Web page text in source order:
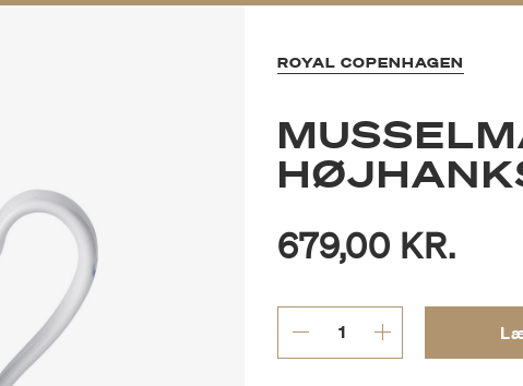
ROYAL COPENHAGEN
679,00 KR.